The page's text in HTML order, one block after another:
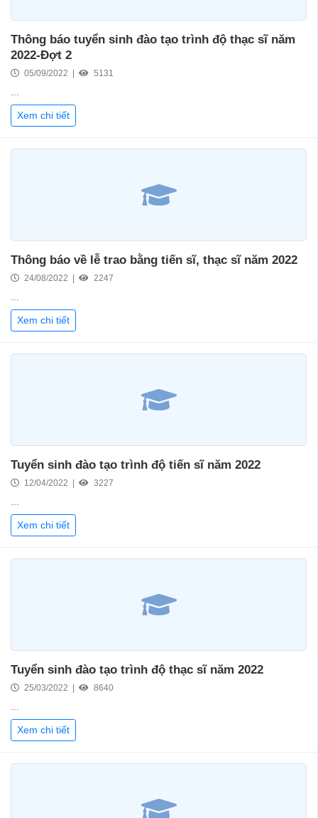
Thông báo tuyển sinh đào tạo trình độ thạc sĩ năm
2022-Đợt 2
05/09/2022 | 5131
...
Xem chi tiết
Thông báo về lễ trao bằng tiến sĩ, thạc sĩ năm 2022
24/08/2022 | 2247
...
Xem chi tiết
Tuyển sinh đào tạo trình độ tiến sĩ năm 2022
12/04/2022 | 3227
...
Xem chi tiết
Tuyển sinh đào tạo trình độ thạc sĩ năm 2022
25/03/2022 | 8640
...
Xem chi tiết